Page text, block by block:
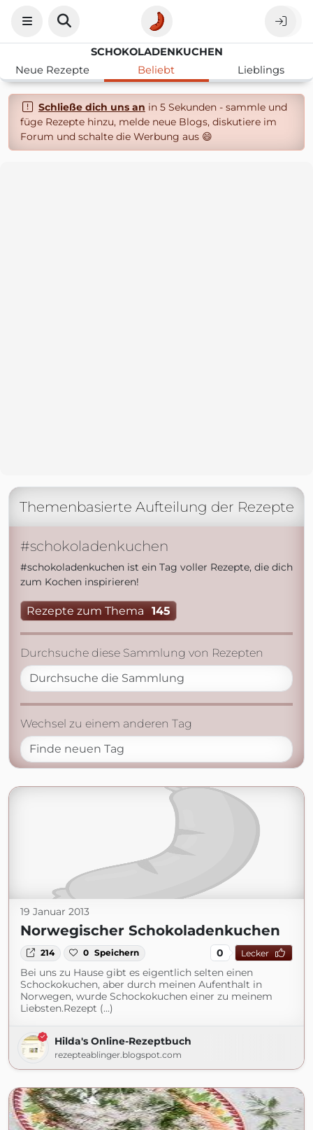
SCHOKOLADENKUCHEN
Neue Rezepte
Beliebt Lieblings
Schließe dich uns an in 5 Sekunden - sammle und
füge Rezepte hinzu, melde neue Blogs, diskutiere im
Forum und schalte die Werbung aus 😄
Themenbasierte Aufteilung der Rezepte
#schokoladenkuchen
#schokoladenkuchen ist ein Tag voller Rezepte, die dich
zum Kochen inspirieren!
Rezepte zum Thema 145
Durchsuche diese Sammlung von Rezepten
Wechsel zu einem anderen Tag
19 Januar 2013
Norwegischer Schokoladenkuchen
214 0 Speichern 0 Lecker
Bei uns zu Hause gibt es eigentlich selten einen
Schockokuchen, aber durch meinen Aufenthalt in
Norwegen, wurde Schockokuchen einer zu meinem
Liebsten.Rezept (...)
Hilda's Online-Rezeptbuch
rezepteablinger.blogspot.com